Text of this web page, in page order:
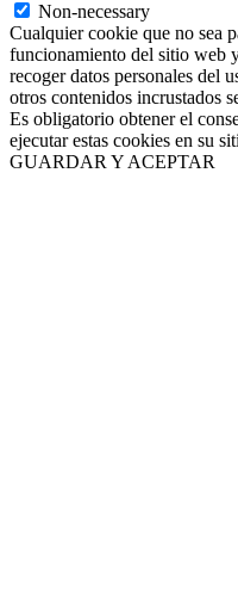
Non-necessary
Cualquier cookie que no sea
funcionamiento del sitio web
recoger datos personales del
otros contenidos incrustados
Es obligatorio obtener el
ejecutar estas cookies en su
GUARDAR Y ACEPTAR